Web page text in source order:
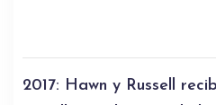
2017: Hawn y Russell